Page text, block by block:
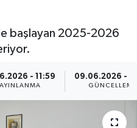
başlayan 2025-2026
- 11:59 09.06.2026 -
GÜNCELLEME